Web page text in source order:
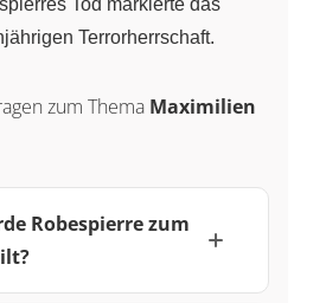
Tod markierte das
Terrorherrschaft.
zum Thema Maximilien
Robespierre zum